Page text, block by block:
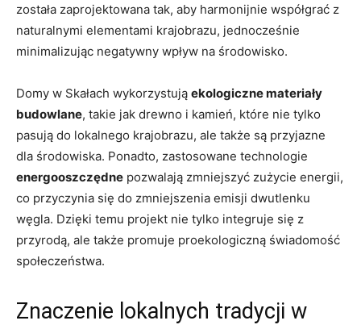
została zaprojektowana tak, aby harmonijnie współgrać z
naturalnymi⁤ elementami‍ krajobrazu, jednocześnie
‍minimalizując‌ negatywny⁢ wpływ na środowisko.
Domy w Skałach wykorzystują ekologiczne materiały
budowlane, takie⁢ jak drewno ⁣i kamień, które⁢ nie⁢ tylko
pasują do lokalnego krajobrazu, ⁤ale także ⁤są przyjazne
dla środowiska. Ponadto, zastosowane technologie
energooszczędne pozwalają zmniejszyć zużycie⁤ energii,
co przyczynia się⁤ do zmniejszenia emisji dwutlenku
węgla. Dzięki temu ⁣projekt nie tylko integruje się z⁢
przyrodą, ale także ⁣promuje proekologiczną świadomość
społeczeństwa.
Znaczenie ⁢lokalnych tradycji​ w‍